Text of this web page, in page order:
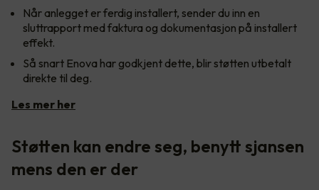
Når anlegget er ferdig installert, sender du inn en
sluttrapport med faktura og dokumentasjon på installert
effekt.
Så snart Enova har godkjent dette, blir støtten utbetalt
direkte til deg.
Les mer her
Støtten kan endre seg, benytt sjansen
mens den er der